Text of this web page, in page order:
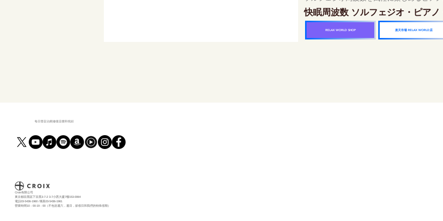
快眠周波数 ソルフェジオ・ピア
RELAX WORLD SHOP 楽天市場 RELAX WORLD店
每日聲音治療|修復音樂和視頻
Croix有限公司
東京都目黑區下目黑3-7-2 3-7小西大廈7樓153-0064
電話03-5436-1960 /傳真03-5436-1961
營業時間10：00-19：00（不包括週六，週日，節假日和我們的特殊假期）